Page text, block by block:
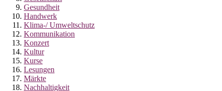
Gesundheit
Handwerk
Klima-/ Umweltschutz
Kommunikation
Konzert
Kultur
Kurse
Lesungen
Märkte
Nachhaltigkeit